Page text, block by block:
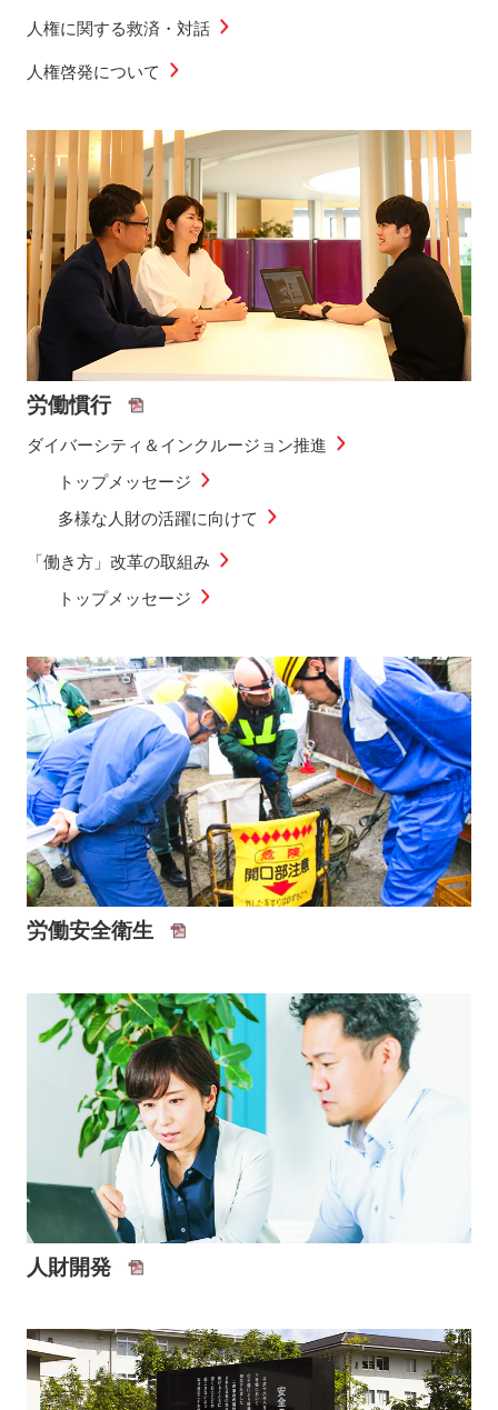
人権に関する救済・対話
人権啓発について
労働慣行
ダイバーシティ＆インクルージョン推進
トップメッセージ
多様な人財の活躍に向けて
「働き方」改革の取組み
トップメッセージ
労働安全衛生
人財開発